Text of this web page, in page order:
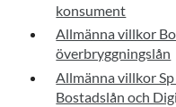
konsument
Allmänna villkor
överbryggningslån
Allmänna villkor Sp
Bostadslån och